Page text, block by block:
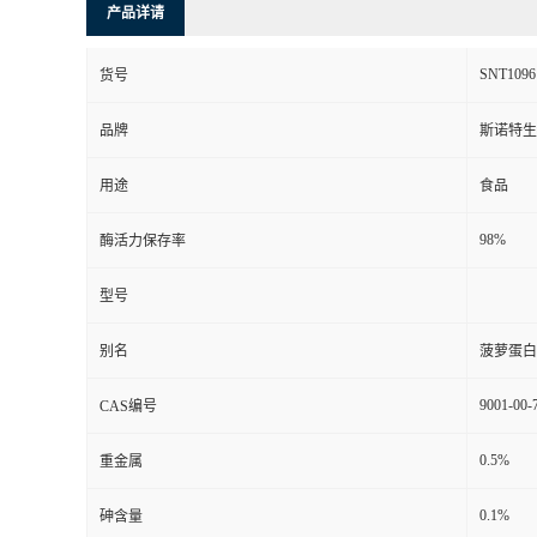
产品详请
货号 SNT1096
品牌 斯诺特
用途 食品
酶活力保存率 98%
型号
别名 菠萝蛋
CAS编号 9001-00-
重金属 0.5%
砷含量 0.1%